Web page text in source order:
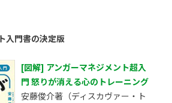
入門書の決定版
[図解] アンガーマネジメント超入
門 怒りが消える心のトレーニング
安藤俊介著（ディスカヴァー・ト